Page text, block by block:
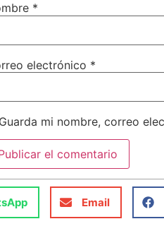
*
electrónico *
Guarda mi nombre, correo
Email